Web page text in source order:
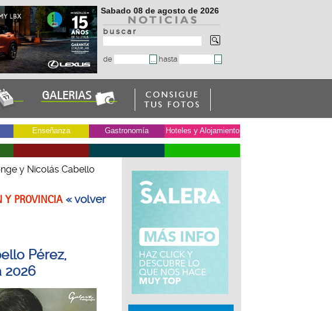
Sabado 08 de agosto de 2026
b u s c a r
de hasta
Enseñanza Gastronomía Hoteles y Alojamiento
y Nicolás Cabello
Y PROVINCIA« volver
Pérez,
2026